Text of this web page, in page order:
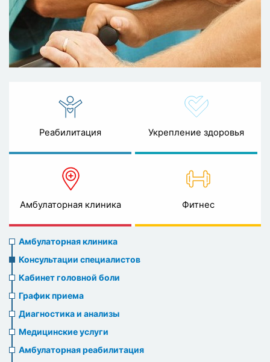
Реабилитация Укрепление здоровья
Амбулаторная клиника Фитнес
Ambulatory
clinic
menu
Амбулаторная клиника
Консультации специалистов
Кабинет головной боли
График приема
Диагностика и анализы
Медицинские услуги
Амбулаторная реабилитация